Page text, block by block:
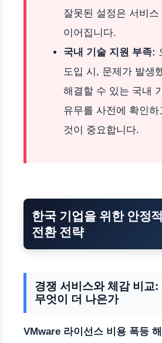
잘못된 설정은 서비스
이어집니다.
국내 기술 지원 부족:
도입 시, 문제가 발생
해결할 수 있는 국내
유무를 사전에 확인하
것이 중요합니다.
한국 기업을 위한 안정
전환 전략
경쟁 서비스와 체감 비교:
무엇이 더 나은가
VMware 라이선스 비용 폭등